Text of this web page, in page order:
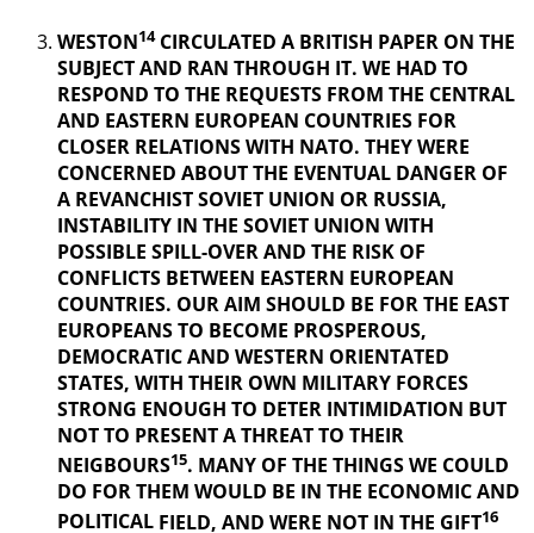
WESTON14CIRCULATED A BRITISH PAPER ON THE
SUBJECT AND RAN THROUGH IT. WE HAD TO
RESPOND TO THE REQUESTS FROM THE CENTRAL
AND EASTERN EUROPEAN COUNTRIES FOR
CLOSER RELATIONS WITH NATO. THEY WERE
CONCERNED ABOUT THE EVENTUAL DANGER OF
A REVANCHISTSOVIET UNION OR RUSSIA,
INSTABILITY IN THE SOVIET UNION WITH
POSSIBLE SPILL-OVER AND THE RISK OF
CONFLICTS BETWEEN EASTERN EUROPEAN
COUNTRIES. OUR AIM SHOULD BE FOR THE EAST
EUROPEANS TO BECOME PROSPEROUS,
DEMOCRATIC AND WESTERN ORIENTATED
STATES, WITH THEIR OWN MILITARY FORCES
STRONG ENOUGH TO DETER INTIMIDATION BUT
NOT TO PRESENT A THREAT TO THEIR
NEIGBOURS15. MANY OF THE THINGSWE COULD
DO FOR THEM WOULD BE IN THE ECONOMIC AND
POLITICAL FIELD, AND WERE NOT IN THE GIFT16